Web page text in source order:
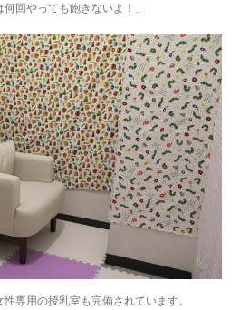
何回やっても飽きないよ！」
性専用の授乳室も完備されています。